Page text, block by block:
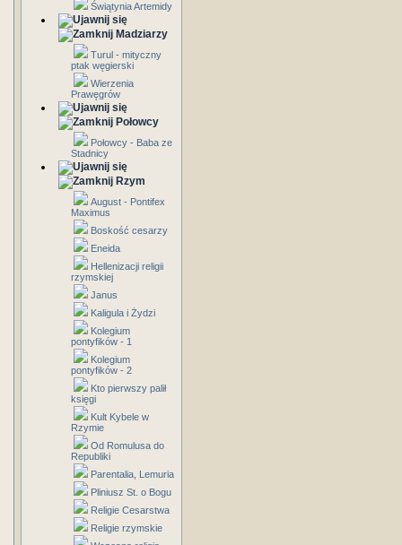
Świątynia Artemidy
Madziarzy
Turul - mityczny
ptak węgierski
Wierzenia
Prawęgrów
Połowcy
Połowcy - Baba ze
Stadnicy
Rzym
August - Pontifex
Maximus
Boskość cesarzy
Eneida
Hellenizacji religii
rzymskiej
Janus
Kaligula i Żydzi
Kolegium
pontyfików - 1
Kolegium
pontyfików - 2
Kto pierwszy palił
księgi
Kult Kybele w
Rzymie
Od Romulusa do
Republiki
Parentalia, Lemuria
Pliniusz St. o Bogu
Religie Cesarstwa
Religie rzymskie